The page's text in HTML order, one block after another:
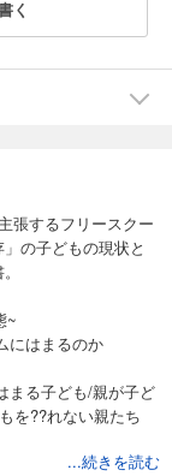
く
張するフリースクー
の子どもの現状と
~
にはまるのか
まる子ども/親が子ど
を??れない親たち
/子どもを救う仕事に
...続きを読む